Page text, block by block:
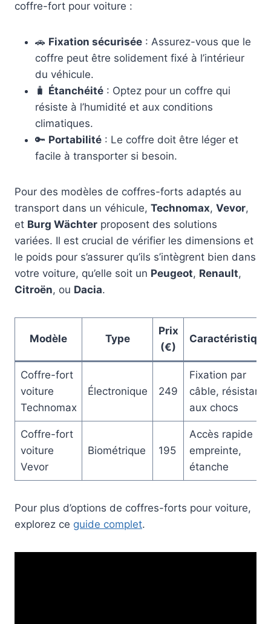
coffre-fort pour voiture :
🚗 Fixation sécurisée : Assurez-vous que le
coffre peut être solidement fixé à l’intérieur
du véhicule.
🧳 Étanchéité : Optez pour un coffre qui
résiste à l’humidité et aux conditions
climatiques.
🔑 Portabilité : Le coffre doit être léger et
facile à transporter si besoin.
Pour des modèles de coffres-forts adaptés au
transport dans un véhicule, Technomax, Vevor,
et Burg Wächter proposent des solutions
variées. Il est crucial de vérifier les dimensions et
le poids pour s’assurer qu’ils s’intègrent bien dans
votre voiture, qu’elle soit un Peugeot, Renault,
Citroën, ou Dacia.
Modèle Type
Prix
(€)
Coffre-fort
voiture
Technomax
Électronique 249
Fixation par
câble, résistant
aux chocs
Coffre-fort
voiture
Vevor
Biométrique 195
Accès rapide par
empreinte,
étanche
Pour plus d’options de coffres-forts pour voiture,
explorez ce guide complet.